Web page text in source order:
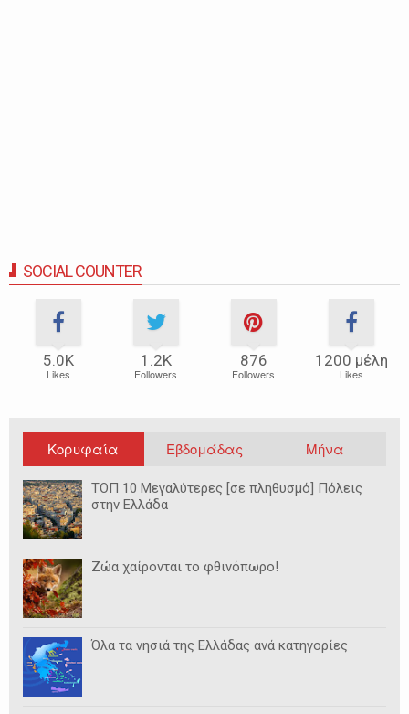
SOCIAL COUNTER
5.0Κ
Likes
1.2Κ
Followers
876
Followers
1200 μέλη
Likes
Κορυφαία Εβδομάδας Μήνα
ΤΟΠ 10 Μεγαλύτερες [σε πληθυσμό] Πόλεις
στην Ελλάδα
Ζώα χαίρονται το φθινόπωρο!
Όλα τα νησιά της Ελλάδας ανά κατηγορίες